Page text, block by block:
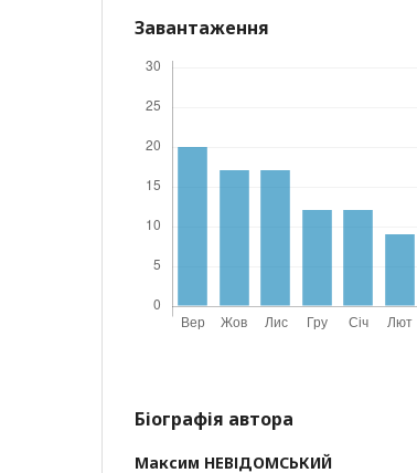
Завантаження
Біографія автора
Максим НЕВІДОМСЬКИЙ